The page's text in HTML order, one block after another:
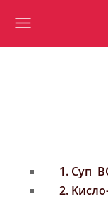
1. Cуп
2.